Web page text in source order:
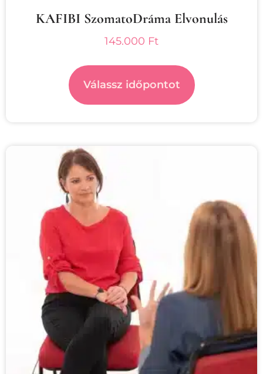
KAFIBI SzomatoDráma Elvonulás
145.000 Ft
Válassz időpontot